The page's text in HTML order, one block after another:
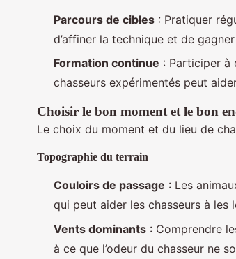
Parcours de cibles : Pratiquer
d’affiner la technique et de
Formation continue : Participer à
chasseurs expérimentés peut
Choisir le bon moment et le bon
Le choix du moment et du lieu de
Topographie du terrain
Couloirs de passage : Les
qui peut aider les chasseurs à les
Vents dominants : Comprendre
à ce que l’odeur du chasseur ne